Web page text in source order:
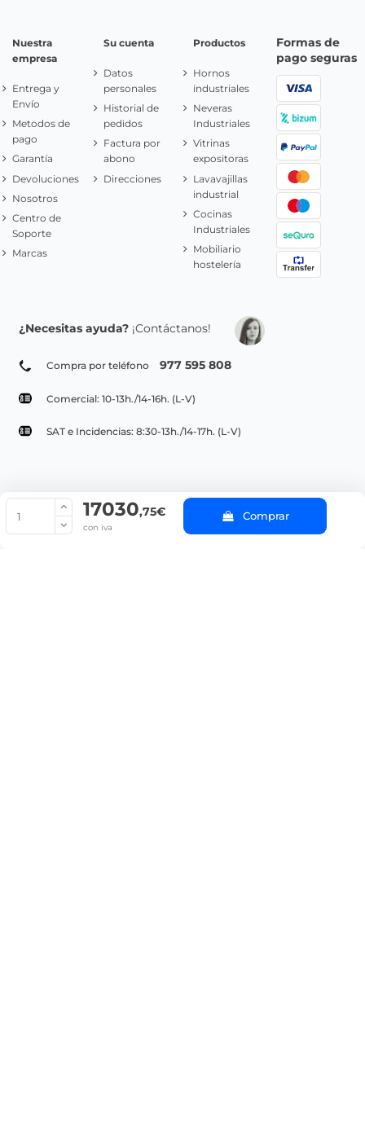
17030,75€
con iva
Comprar
Nuestra
empresa
Entrega y
Envío
Metodos de
pago
Garantía
Devoluciones
Nosotros
Centro de
Soporte
Marcas
Su cuenta
Datos
personales
Historial de
pedidos
Factura por
abono
Direcciones
Productos
Hornos
industriales
Neveras
Industriales
Vitrinas
expositoras
Lavavajillas
industrial
Cocinas
Industriales
Mobiliario
hostelería
Formas de
pago seguras
¿Necesitas ayuda? ¡Contáctanos!
Compra por teléfono 977 595 808
Comercial: 10-13h./14-16h. (L-V)
SAT e Incidencias: 8:30-13h./14-17h. (L-V)
© Copyright 2022 PepeBar.com | Política de cookies |
Aviso legal y
Condiciones generales de compra |